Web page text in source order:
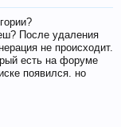
После удаления
не происходит.
есть на форуме
появился. но